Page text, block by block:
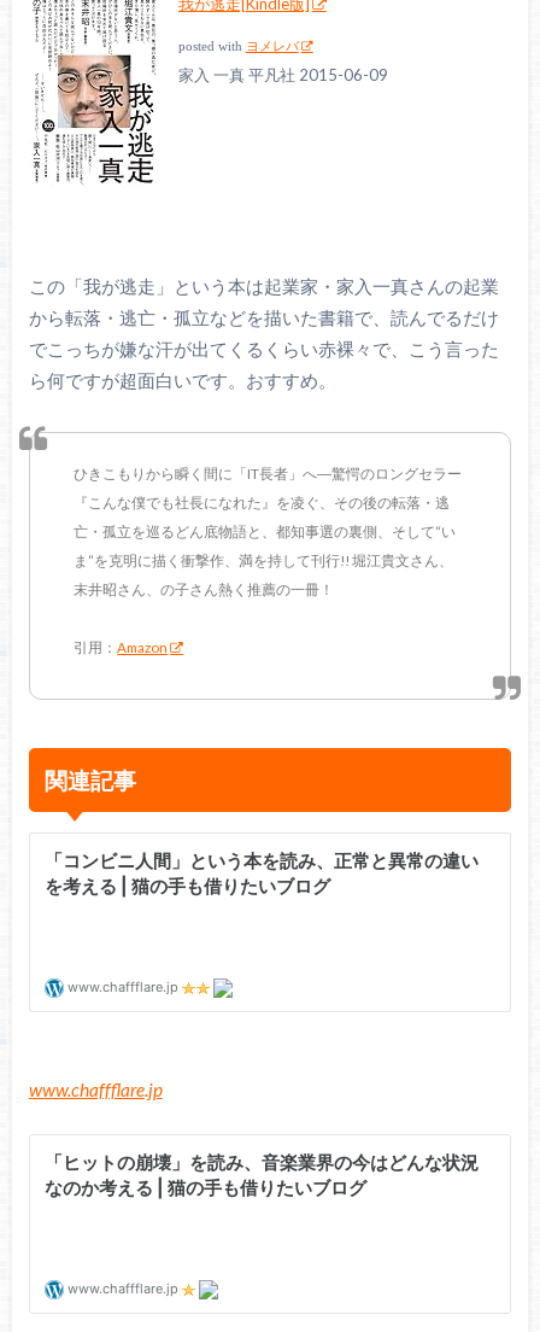
posted with ヨメレバ
家入 一真 平凡社 2015-06-09
この「我が逃走」という本は起業家・家入一真さんの起業
から転落・逃亡・孤立などを描いた書籍で、読んでるだけ
でこっちが嫌な汗が出てくるくらい赤裸々で、こう言った
ら何ですが超面白いです。おすすめ。
ひきこもりから瞬く間に「IT長者」へ―驚愕のロングセラー
『こんな僕でも社長になれた』を凌ぐ、その後の転落・逃
亡・孤立を巡るどん底物語と、都知事選の裏側、そして“い
ま”を克明に描く衝撃作、満を持して刊行!! 堀江貴文さん、
末井昭さん、の子さん熱く推薦の一冊！
引用：Amazon
関連記事
www.chaffflare.jp